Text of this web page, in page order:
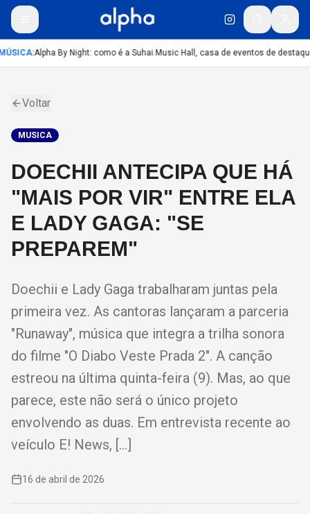
:Alpha By Night: como é a Suhai Music Hall, casa de eventos de
Voltar
MUSICA
DOECHII ANTECIPA QUE HÁ
"MAIS POR VIR" ENTRE ELA
E LADY GAGA: "SE
PREPAREM"
Doechii e Lady Gaga trabalharam juntas pela
primeira vez. As cantoras lançaram a parceria
"Runaway", música que integra a trilha sonora
do filme "O Diabo Veste Prada 2". A canção
estreou na última quinta-feira (9). Mas, ao que
parece, este não será o único projeto
envolvendo as duas. Em entrevista recente ao
veículo E! News, […]
16 de abril de 2026